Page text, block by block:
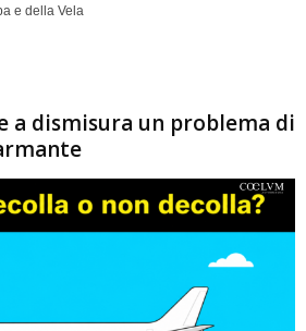
e della Vela
a dismisura un problema di